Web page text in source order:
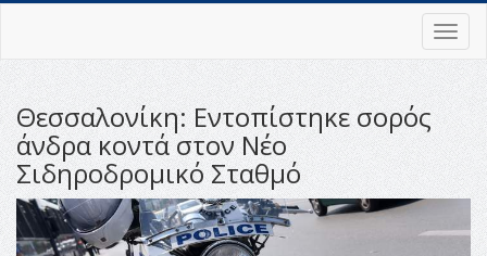
Θεσσαλονίκη: Εντοπίστηκε σορός
άνδρα κοντά στον Νέο
Σιδηροδρομικό Σταθμό